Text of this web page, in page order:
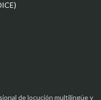
de locución multilingüe y